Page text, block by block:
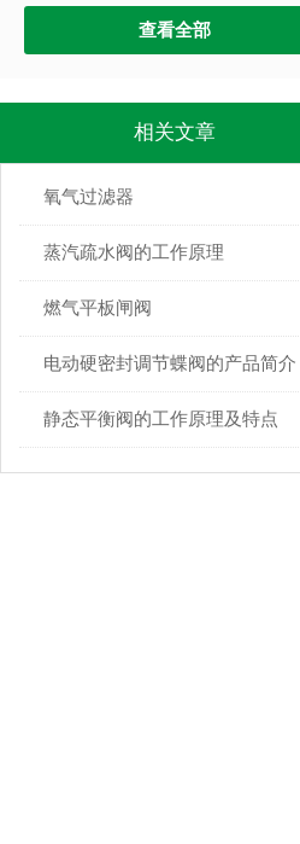
查看全部
相关文章
氧气过滤器
蒸汽疏水阀的工作原理
燃气平板闸阀
电动硬密封调节蝶阀的产品简介
静态平衡阀的工作原理及特点